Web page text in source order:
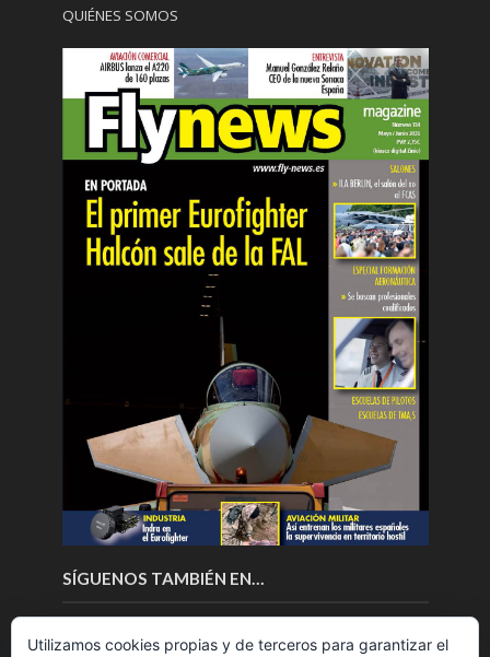
QUIÉNES SOMOS
SÍGUENOS TAMBIÉN EN…
Utilizamos cookies propias y de terceros para garantizar el